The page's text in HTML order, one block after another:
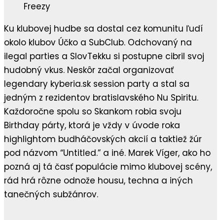
Freezy
Ku klubovej hudbe sa dostal cez komunitu ľudí
okolo klubov Účko a SubClub. Odchovaný na
ilegal parties a SlovTekku si postupne cibril svoj
hudobný vkus. Neskôr začal organizovať
legendary kyberia.sk session party a stal sa
jedným z rezidentov bratislavského Nu Spiritu.
Každoročne spolu so Skankom robia svoju
Birthday párty, ktorá je vždy v úvode roka
highlightom budháčovských akcií a taktiež žúr
pod názvom “Untitled.” a iné. Marek Víger, ako ho
pozná aj tá časť populácie mimo klubovej scény,
rád hrá rôzne odnože housu, techna a iných
tanečných subžánrov.